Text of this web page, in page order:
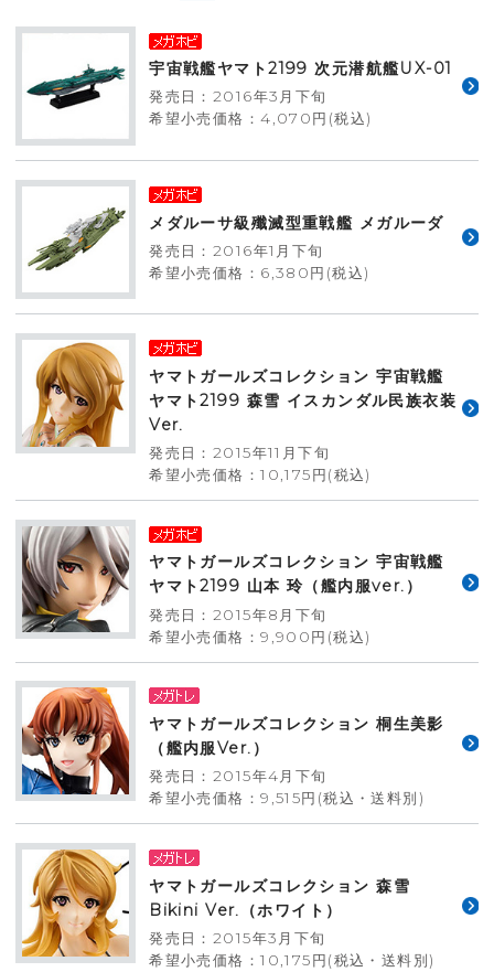
宇宙戦艦ヤマト2199 次元潜航艦UX-01
発売日：2016年3月下旬
希望小売価格：4,070円(税込)
メダルーサ級殲滅型重戦艦 メガルーダ
発売日：2016年1月下旬
希望小売価格：6,380円(税込)
ヤマトガールズコレクション 宇宙戦艦
ヤマト2199 森雪 イスカンダル民族衣装
Ver.
発売日：2015年11月下旬
希望小売価格：10,175円(税込)
ヤマトガールズコレクション 宇宙戦艦
ヤマト2199 山本 玲（艦内服ver.）
発売日：2015年8月下旬
希望小売価格：9,900円(税込)
ヤマトガールズコレクション 桐生美影
（艦内服Ver.）
発売日：2015年4月下旬
希望小売価格：9,515円(税込・送料別)
ヤマトガールズコレクション 森雪
Bikini Ver.（ホワイト）
発売日：2015年3月下旬
希望小売価格：10,175円(税込・送料別)